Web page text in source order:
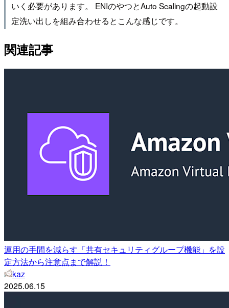
いく必要があります。 ENIのやつとAuto Scalingの起動設
定洗い出しを組み合わせるとこんな感じです。
関連記事
運用の手間を減らす「共有セキュリティグループ機能」を設
定方法から注意点まで解説！
kaz
2025.06.15